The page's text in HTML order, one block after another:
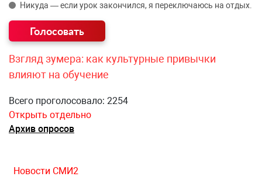
Никуда — если урок закончился, я переключаюсь на отдых.
Взгляд зумера: как культурные привычки
влияют на обучение
Всего проголосовало: 2254
Открыть отдельно
Архив опросов
Новости СМИ2